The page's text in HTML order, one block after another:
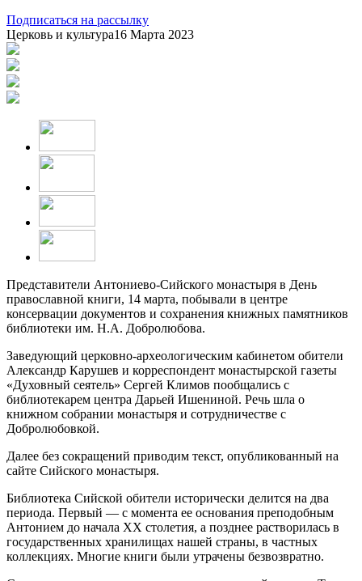
Подписаться на рассылку
Церковь и культура16 Марта 2023
Представители Антониево-Сийского монастыря в День
православной книги, 14 марта, побывали в центре
консервации документов и сохранения книжных памятников
библиотеки им. Н.А. Добролюбова.
Заведующий церковно-археологическим кабинетом обители
Александр Карушев и корреспондент монастырской газеты
«Духовный сеятель» Сергей Климов пообщались с
библиотекарем центра Дарьей Ишениной. Речь шла о
книжном собрании монастыря и сотрудничестве с
Добролюбовкой.
Далее без сокращений приводим текст, опубликованный на
сайте Сийского монастыря.
Библиотека Сийской обители исторически делится на два
периода. Первый — с момента ее основания преподобным
Антонием до начала XX столетия, а позднее растворилась в
государственных хранилищах нашей страны, в частных
коллекциях. Многие книги были утрачены безвозвратно.